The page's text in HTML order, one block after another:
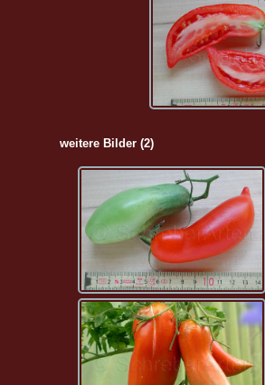
weitere Bilder (2)